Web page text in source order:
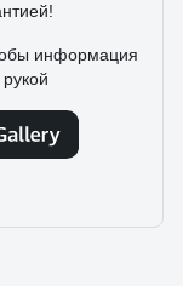
информация